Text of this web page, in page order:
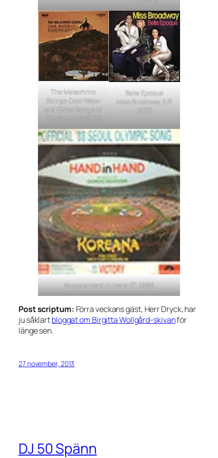
The Melachrino
Strings Cool Water
and Other Songs of
the West (LP, 1968)
Belle Epoque
Miss Broadway (LP,
1977)
Koreana Hand in Hand (7”, 1988)
Post scriptum: Förra veckans gäst, Herr Dryck, har
ju såklartbloggat om Birgitta Wollgård-skivanför
länge sen.
27 november, 2013
DJ 50 Spänn